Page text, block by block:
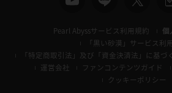
Pearl Abyssサービス利用規約
個
「黒い砂漠」サービス利
「特定商取引法」及び「資金決済法」に基づ
運営会社
ファンコンテンツガイド
クッキーポリシー